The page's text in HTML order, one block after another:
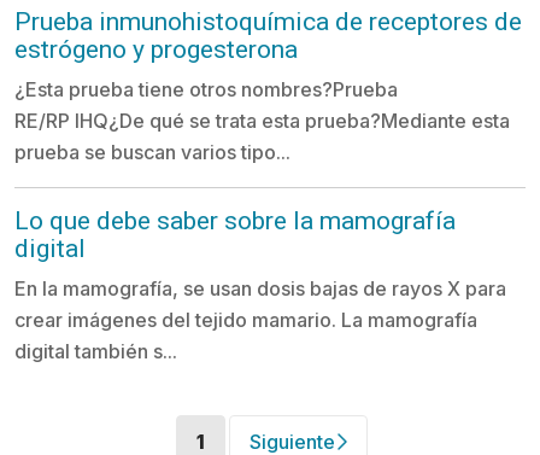
Prueba inmunohistoquímica de receptores de
estrógeno y progesterona
¿Esta prueba tiene otros nombres?Prueba
RE/RP IHQ¿De qué se trata esta prueba?Mediante esta
prueba se buscan varios tipo...
Lo que debe saber sobre la mamografía
digital
En la mamografía, se usan dosis bajas de rayos X para
crear imágenes del tejido mamario. La mamografía
digital también s...
1(current)Siguiente